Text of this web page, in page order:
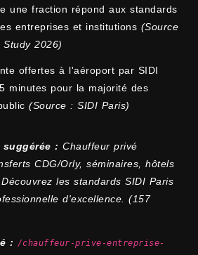
une fraction répond aux standards
entreprises et institutions (Source
2026)
offertes à l'aéroport par SIDI
minutes pour la majorité des
(Source : SIDI Paris)
: Chauffeur privé
CDG/Orly, séminaires, hôtels
les standards SIDI Paris
d'excellence. (157
: /chauffeur-prive-entreprise-